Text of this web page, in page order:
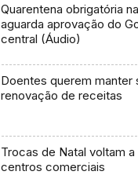
Quarentena obrigatória
aguarda aprovação do
central (Áudio)
Doentes querem manter
renovação de receitas
Trocas de Natal voltam
centros comerciais